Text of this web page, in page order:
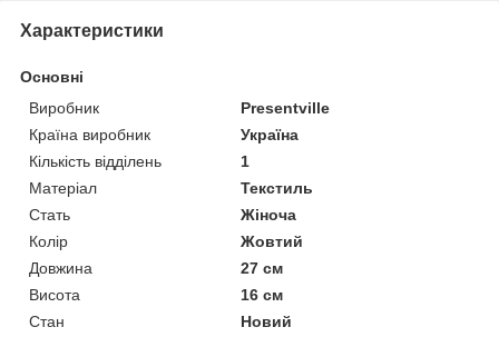
Характеристики
Основні
Виробник
Presentville
Країна виробник
Україна
Кількість відділень
1
Матеріал
Текстиль
Стать
Жіноча
Колір
Жовтий
Довжина
27 см
Висота
16 см
Стан
Новий